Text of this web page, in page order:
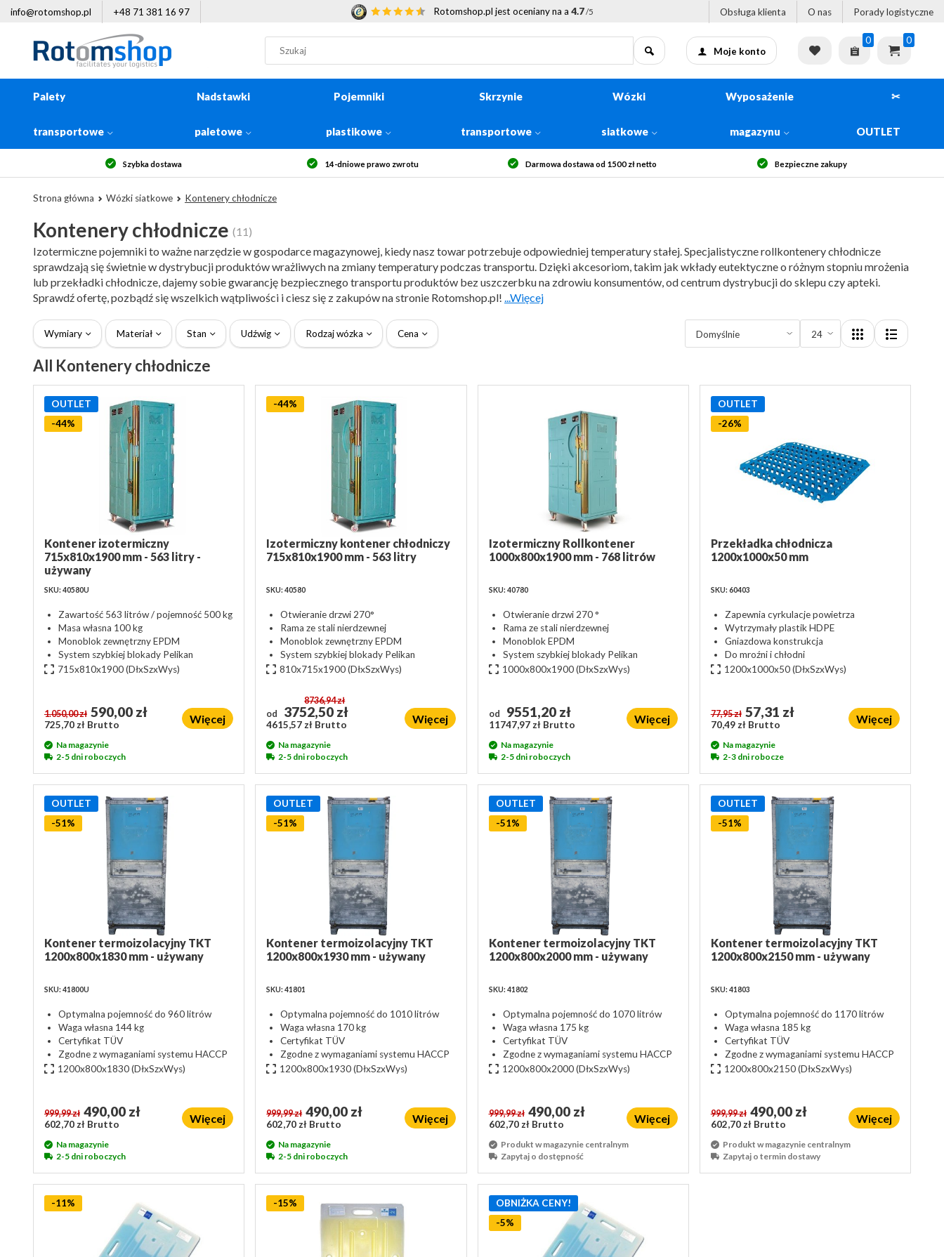
info@rotomshop.pl +48 71 381 16 97 Rotomshop.pl jest oceniany na a 4.7/5 Obsługa klienta O nas Porady logistyczne
Moje konto
0 0
Palety
transportowe
Nadstawki
paletowe
Pojemniki
plastikowe
Skrzynie
transportowe
Wózki
siatkowe
Wyposażenie
magazynu
✂
OUTLET
14-dniowe prawo zwrotu Darmowa dostawa od 1500 zł netto Bezpieczne zakupy Szybka dostawa
Strona główna Wózki siatkowe Kontenery chłodnicze
Kontenery chłodnicze (11)
Izotermiczne pojemniki to ważne narzędzie w gospodarce magazynowej, kiedy nasz towar potrzebuje odpowiedniej temperatury stałej. Specjalistyczne rollkontenery chłodnicze
sprawdzają się świetnie w dystrybucji produktów wrażliwych na zmiany temperatury podczas transportu. Dzięki akcesoriom, takim jak wkłady eutektyczne o różnym stopniu mrożenia
lub przekładki chłodnicze, dajemy sobie gwarancję bezpiecznego transportu produktów bez uszczerbku na zdrowiu konsumentów, od centrum dystrybucji do sklepu czy apteki.
Sprawdź ofertę, pozbądź się wszelkich wątpliwości i ciesz się z zakupów na stronie Rotomshop.pl! ...Więcej
Wymiary Materiał Stan Udźwig Rodzaj wózka Cena
All Kontenery chłodnicze
OUTLET
-44%
Kontener izotermiczny
715x810x1900 mm - 563 litry -
używany
SKU: 40580U
Zawartość 563 litrów / pojemność 500 kg
Masa własna 100 kg
Monoblok zewnętrzny EPDM
System szybkiej blokady Pelikan
715x810x1900(DłxSzxWys)
1.050,00 zł 590,00 zł
725,70 zł Brutto Więcej
Na magazynie
2-5 dni roboczych
-44%
Izotermiczny kontener chłodniczy
715x810x1900 mm - 563 litry
SKU: 40580
Otwieranie drzwi 270°
Rama ze stali nierdzewnej
Monoblok zewnętrzny EPDM
System szybkiej blokady Pelikan
810x715x1900(DłxSzxWys)
od
8736,94 zł
3752,50 zł
4615,57 zł Brutto Więcej
Na magazynie
2-5 dni roboczych
Izotermiczny Rollkontener
1000x800x1900 mm - 768 litrów
SKU: 40780
Otwieranie drzwi 270 °
Rama ze stali nierdzewnej
Monoblok EPDM
System szybkiej blokady Pelikan
1000x800x1900(DłxSzxWys)
od 9551,20 zł
11747,97 zł Brutto Więcej
Na magazynie
2-5 dni roboczych
OUTLET
-26%
Przekładka chłodnicza
1200x1000x50 mm
SKU: 60403
Zapewnia cyrkulacje powietrza
Wytrzymały plastik HDPE
Gniazdowa konstrukcja
Do mroźni i chłodni
1200x1000x50(DłxSzxWys)
77,95 zł 57,31 zł
70,49 zł Brutto Więcej
Na magazynie
2-3 dni robocze
OUTLET
-51%
Kontener termoizolacyjny TKT
1200x800x1830 mm - używany
SKU: 41800U
Optymalna pojemność do 960 litrów
Waga własna 144 kg
Certyfikat TÜV
Zgodne z wymaganiami systemu HACCP
1200x800x1830(DłxSzxWys)
999,99 zł 490,00 zł
602,70 zł Brutto Więcej
Na magazynie
2-5 dni roboczych
OUTLET
-51%
Kontener termoizolacyjny TKT
1200x800x1930 mm - używany
SKU: 41801
Optymalna pojemność do 1010 litrów
Waga własna 170 kg
Certyfikat TÜV
Zgodne z wymaganiami systemu HACCP
1200x800x1930(DłxSzxWys)
999,99 zł 490,00 zł
602,70 zł Brutto Więcej
Na magazynie
2-5 dni roboczych
OUTLET
-51%
Kontener termoizolacyjny TKT
1200x800x2000 mm - używany
SKU: 41802
Optymalna pojemność do 1070 litrów
Waga własna 175 kg
Certyfikat TÜV
Zgodne z wymaganiami systemu HACCP
1200x800x2000(DłxSzxWys)
999,99 zł 490,00 zł
602,70 zł Brutto Więcej
Produkt w magazynie centralnym
Zapytaj o dostępność
OUTLET
-51%
Kontener termoizolacyjny TKT
1200x800x2150 mm - używany
SKU: 41803
Optymalna pojemność do 1170 litrów
Waga własna 185 kg
Certyfikat TÜV
Zgodne z wymaganiami systemu HACCP
1200x800x2150(DłxSzxWys)
999,99 zł 490,00 zł
602,70 zł Brutto Więcej
Produkt w magazynie centralnym
Zapytaj o termin dostawy
-11% -15%
OBNIŻKA CENY!
-5%